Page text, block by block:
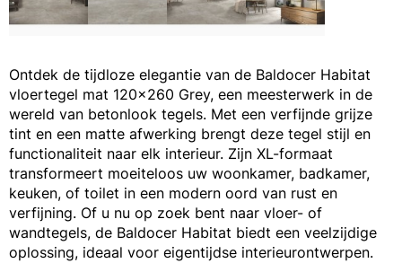
Ontdek de tijdloze elegantie van de Baldocer Habitat
vloertegel mat 120x260 Grey, een meesterwerk in de
wereld van betonlook tegels. Met een verfijnde grijze
tint en een matte afwerking brengt deze tegel stijl en
functionaliteit naar elk interieur. Zijn XL-formaat
transformeert moeiteloos uw woonkamer, badkamer,
keuken, of toilet in een modern oord van rust en
verfijning. Of u nu op zoek bent naar vloer- of
wandtegels, de Baldocer Habitat biedt een veelzijdige
oplossing, ideaal voor eigentijdse interieurontwerpen.